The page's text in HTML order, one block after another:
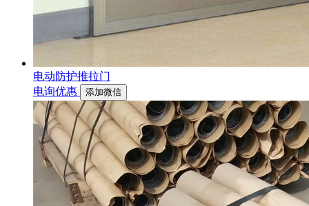
电动防护推拉门
电询优惠
添加微信